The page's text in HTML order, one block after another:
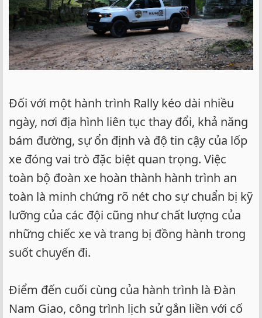
Đối với một hành trình Rally kéo dài nhiều
ngày, nơi địa hình liên tục thay đổi, khả năng
bám đường, sự ổn định và độ tin cậy của lốp
xe đóng vai trò đặc biệt quan trọng. Việc
toàn bộ đoàn xe hoàn thành hành trình an
toàn là minh chứng rõ nét cho sự chuẩn bị kỹ
lưỡng của các đội cũng như chất lượng của
những chiếc xe và trang bị đồng hành trong
suốt chuyến đi.
Điểm đến cuối cùng của hành trình là Đàn
Nam Giao, công trình lịch sử gắn liền với cố